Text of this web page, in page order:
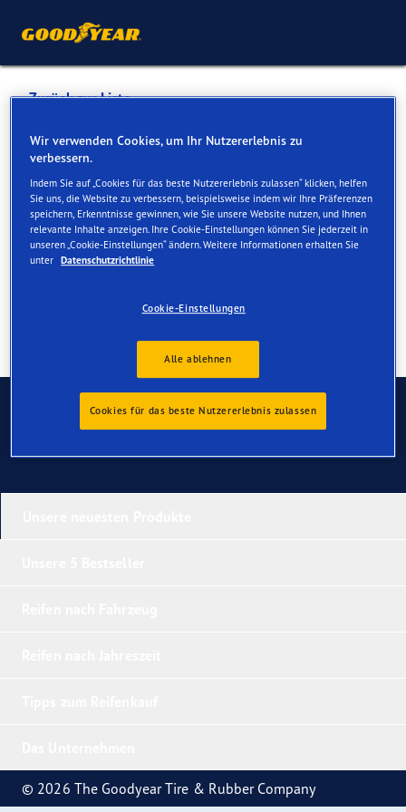
Zurück zur Liste
Garage Josef Windlin
Dienste online und vor Ort verfügbar
Kontakt Serviceleistungen
Kontaktieren Sie uns
© 2026 The Goodyear Tire & Rubber Company
Wir verwenden Cookies, um Ihr Nutzererlebnis zu
verbessern.
Indem Sie auf „Cookies für das beste Nutzererlebnis zulassen“ klicken, helfen
Sie uns, die Website zu verbessern, beispielsweise indem wir Ihre Präferenzen
speichern, Erkenntnisse gewinnen, wie Sie unsere Website nutzen, und Ihnen
relevante Inhalte anzeigen. Ihre Cookie-Einstellungen können Sie jederzeit in
unseren „Cookie-Einstellungen“ ändern. Weitere Informationen erhalten Sie
unter Datenschutzrichtlinie
Cookie-Einstellungen
Alle ablehnen
Cookies für das beste Nutzererlebnis zulassen